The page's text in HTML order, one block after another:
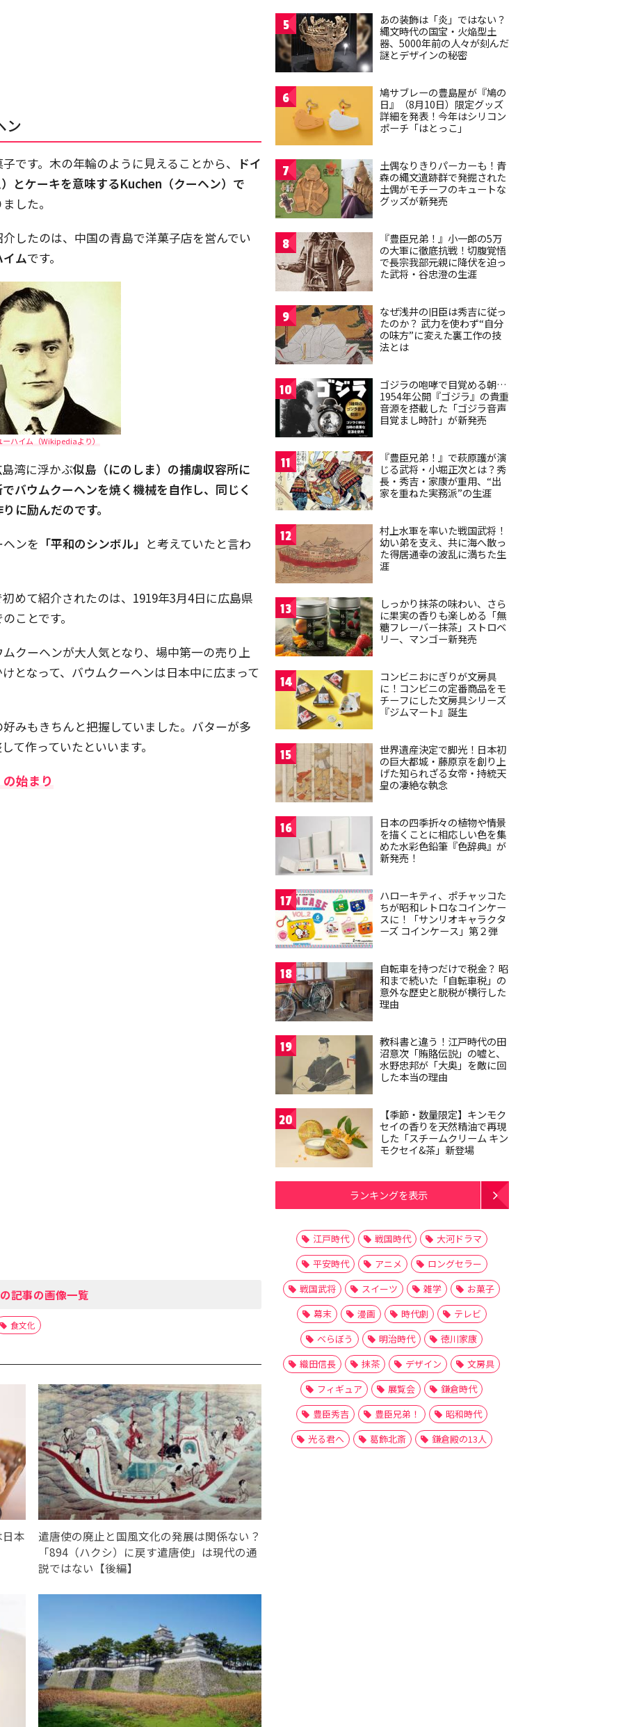
ン
です。木の年輪のように見えることから、 ドイ
とケーキを意味するKuchen（クーヘン）で
した。
したのは、中国の青島で洋菓子店を営んでい
ムです。
ーハイム（Wikipediaより）
湾に浮かぶ似島（にのしま）の捕虜収容所に
バウムクーヘンを焼く機械を自作し、同じく
に励んだのです。
ンを 「平和のシンボル」 と考えていたと言わ
めて紹介されたのは、1919年3月4日に広島県
ことです。
クーヘンが大人気となり、場中第一の売り上
となって、バウムクーヘンは日本中に広まって
みもきちんと把握していました。バターが多
て作っていたといいます。
始まり
記事の画像一覧
食文化
本
遣唐使の廃止と国風文化の発展は関係ない？
「894（ハクシ）に戻す遣唐使」は現代の通
説ではない【後編】
5
あの装飾は「炎」ではない？
縄文時代の国宝・火焔型土
器、5000年前の人々が刻んだ
謎とデザインの秘密
6
鳩サブレーの豊島屋が『鳩の
日』（8月10日）限定グッズ
詳細を発表！今年はシリコン
ポーチ「はとっこ」
7
土偶なりきりパーカーも！青
森の縄文遺跡群で発掘された
土偶がモチーフのキュートな
グッズが新発売
8
『豊臣兄弟！』小一郎の5万
の大軍に徹底抗戦！切腹覚悟
で長宗我部元親に降伏を迫っ
た武将・谷忠澄の生涯
9
なぜ浅井の旧臣は秀吉に従っ
たのか？ 武力を使わず“自分
の味方”に変えた裏工作の技
法とは
10
ゴジラの咆哮で目覚める朝…
1954年公開『ゴジラ』の貴重
音源を搭載した「ゴジラ音声
目覚まし時計」が新発売
11
『豊臣兄弟！』で萩原護が演
じる武将・小堀正次とは？秀
長・秀吉・家康が重用、“出
家を重ねた実務派”の生涯
12
村上水軍を率いた戦国武将！
幼い弟を支え、共に海へ散っ
た得居通幸の波乱に満ちた生
涯
13
しっかり抹茶の味わい、さら
に果実の香りも楽しめる「無
糖フレーバー抹茶」ストロベ
リー、マンゴー新発売
14
コンビニおにぎりが文房具
に！コンビニの定番商品をモ
チーフにした文房具シリーズ
『ジムマート』誕生
15
世界遺産決定で脚光！日本初
の巨大都城・藤原京を創り上
げた知られざる女帝・持統天
皇の凄絶な執念
16
日本の四季折々の植物や情景
を描くことに相応しい色を集
めた水彩色鉛筆『色辞典』が
新発売！
17
ハローキティ、ポチャッコた
ちが昭和レトロなコインケー
スに！「サンリオキャラクタ
ーズ コインケース」第２弾
18
自転車を持つだけで税金？ 昭
和まで続いた「自転車税」の
意外な歴史と脱税が横行した
理由
19
教科書と違う！江戸時代の田
沼意次「賄賂伝説」の嘘と、
水野忠邦が「大奥」を敵に回
した本当の理由
20
【季節・数量限定】キンモク
セイの香りを天然精油で再現
した「スチームクリーム キン
モクセイ&茶」新登場
ランキングを表示
江戸時代 戦国時代
大河ドラマ
平安時代
アニメ
ロングセラー
戦国武将
スイーツ 雑学
お菓子
幕末
漫画 時代劇
テレビ
べらぼう
明治時代
徳川家康
織田信長
抹茶 デザイン
文房具
フィギュア
展覧会
鎌倉時代
豊臣秀吉
豊臣兄弟！
昭和時代
光る君へ
葛飾北斎 鎌倉殿の13人